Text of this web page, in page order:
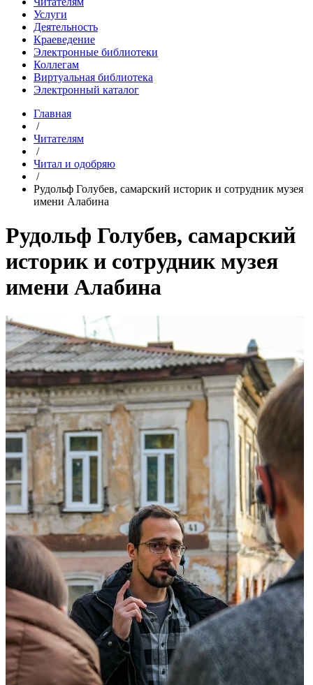
Услуги
Деятельность
Краеведение
Электронные библиотеки
Коллегам
Виртуальная библиотека
Электронный каталог
Главная
/
Читателям
/
Читал и одобряю
/
Рудольф Голубев, самарский историк и сотрудник музея
имени Алабина
Рудольф Голубев, самарский
историк и сотрудник музея
имени Алабина